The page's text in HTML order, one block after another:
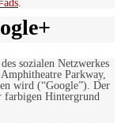
.
sozialen Netzwerkes
Parkway,
wird (“Google”). Der
farbigen Hintergrund